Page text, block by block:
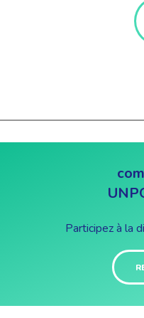
Participez à la